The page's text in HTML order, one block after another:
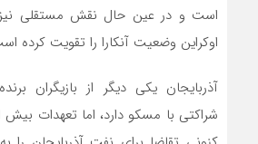
است و در عین حال نقش مستقلی نیز
اوکراین وضعیت آنکارا را تقویت کرده
آذربایجان یکی دیگر از بازیگران
شراکتی با مسکو دارد، اما تعهدات بیش